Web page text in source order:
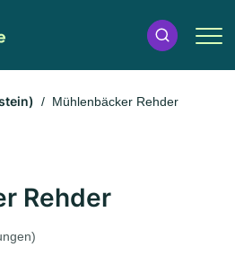
Mühlenbäcker Rehder
Rehder